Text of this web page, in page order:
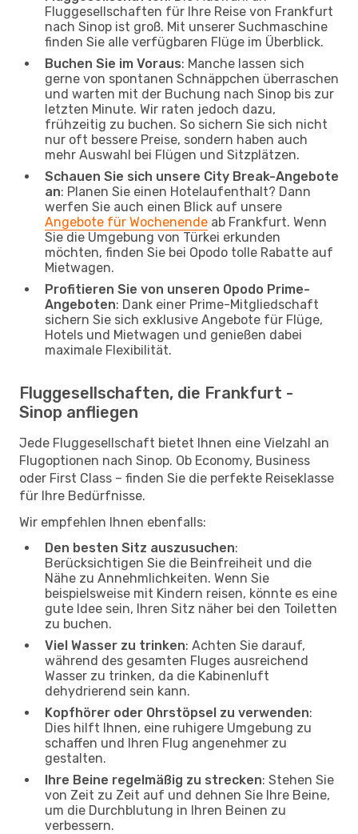
Fluggesellschaften für Ihre Reise von Frankfurt
nach Sinop ist groß. Mit unserer Suchmaschine
finden Sie alle verfügbaren Flüge im Überblick.
Buchen Sie im Voraus: Manche lassen sich
gerne von spontanen Schnäppchen überraschen
und warten mit der Buchung nach Sinop bis zur
letzten Minute. Wir raten jedoch dazu,
frühzeitig zu buchen. So sichern Sie sich nicht
nur oft bessere Preise, sondern haben auch
mehr Auswahl bei Flügen und Sitzplätzen.
Schauen Sie sich unsere City Break-Angebote
an: Planen Sie einen Hotelaufenthalt? Dann
werfen Sie auch einen Blick auf unsere
Angebote für Wochenende ab Frankfurt. Wenn
Sie die Umgebung von Türkei erkunden
möchten, finden Sie bei Opodo tolle Rabatte auf
Mietwagen.
Profitieren Sie von unseren Opodo Prime-
Angeboten: Dank einer Prime-Mitgliedschaft
sichern Sie sich exklusive Angebote für Flüge,
Hotels und Mietwagen und genießen dabei
maximale Flexibilität.
Fluggesellschaften, die Frankfurt -
Sinop anfliegen
Jede Fluggesellschaft bietet Ihnen eine Vielzahl an
Flugoptionen nach Sinop. Ob Economy, Business
oder First Class – finden Sie die perfekte Reiseklasse
für Ihre Bedürfnisse.
Wir empfehlen Ihnen ebenfalls:
Den besten Sitz auszusuchen:
Berücksichtigen Sie die Beinfreiheit und die
Nähe zu Annehmlichkeiten. Wenn Sie
beispielsweise mit Kindern reisen, könnte es eine
gute Idee sein, Ihren Sitz näher bei den Toiletten
zu buchen.
Viel Wasser zu trinken: Achten Sie darauf,
während des gesamten Fluges ausreichend
Wasser zu trinken, da die Kabinenluft
dehydrierend sein kann.
Kopfhörer oder Ohrstöpsel zu verwenden:
Dies hilft Ihnen, eine ruhigere Umgebung zu
schaffen und Ihren Flug angenehmer zu
gestalten.
Ihre Beine regelmäßig zu strecken: Stehen Sie
von Zeit zu Zeit auf und dehnen Sie Ihre Beine,
um die Durchblutung in Ihren Beinen zu
verbessern.